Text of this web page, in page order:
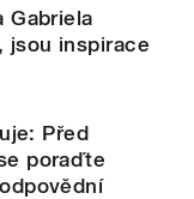
Gabriela
jsou inspirace
Před
poraďte